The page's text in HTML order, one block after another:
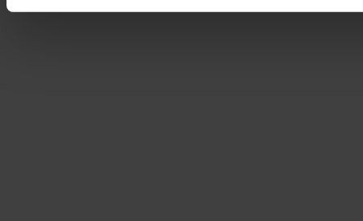
navegador. Si no seleccionas ninguna utilizaremos las